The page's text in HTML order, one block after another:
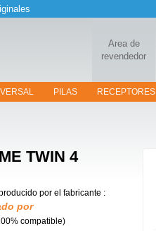
Area de
revendedor
PILAS RECEPTORES
TWIN 4
por el fabricante :
por
compatible)